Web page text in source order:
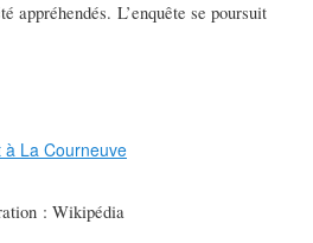
appréhendés. L’enquête se poursuit
: Wikipédia